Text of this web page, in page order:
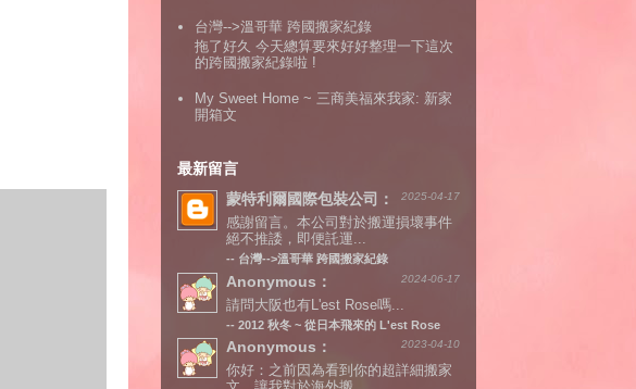
台灣-->溫哥華 跨國搬家紀錄
拖了好久 今天總算要來好好整理一下這次
的跨國搬家紀錄啦 !
My Sweet Home ~ 三商美福來我家: 新家
開箱文
最新留言
2025-04-17
蒙特利爾國際包裝公司：
感謝留言。本公司對於搬運損壞事件
絕不推諉，即便託運...
-- 台灣-->溫哥華 跨國搬家紀錄
2024-06-17
Anonymous：
請問大阪也有L'est Rose嗎...
-- 2012 秋冬 ~ 從日本飛來的 L'est Rose
2023-04-10
Anonymous：
你好：之前因為看到你的超詳細搬家